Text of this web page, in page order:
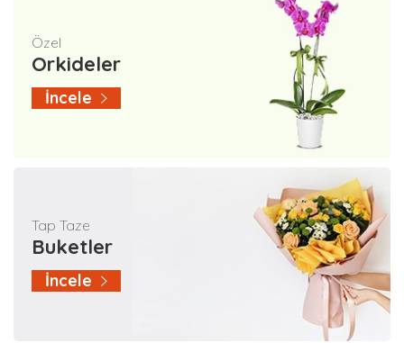
Özel
Orkideler
İncele
Tap Taze
Buketler
İncele